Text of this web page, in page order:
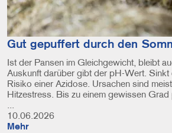
Gut gepuffert durch den
Ist der Pansen im Gleichgewicht, bleibt
Auskunft darüber gibt der pH-Wert. Sinkt
Risiko einer Azidose. Ursachen sind
Hitzestress. Bis zu einem gewissen Grad
...
10.06.2026
Mehr